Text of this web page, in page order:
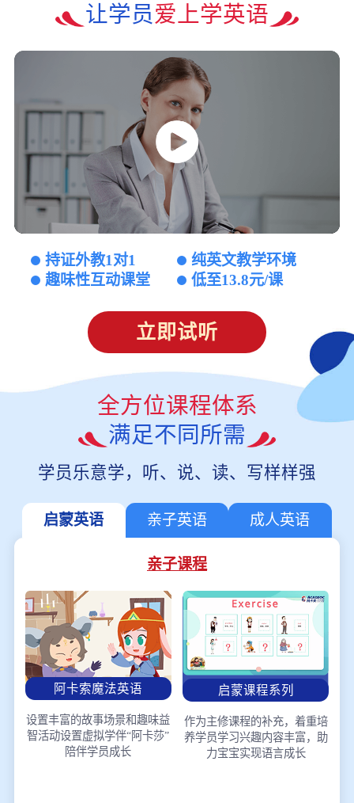
让学员爱上学英语
持证外教1对1
纯英文教学环境
趣味性互动课堂
低至13.8元/课
立即试听
全方位课程体系
满足不同所需
学员乐意学，听、说、读、写样样强
启蒙英语 亲子英语 成人英语
亲子课程
阿卡索魔法英语
设置丰富的故事场景和趣味益
智活动设置虚拟学伴“阿卡莎”
陪伴学员成长
启蒙课程系列
作为主修课程的补充，着重培
养学员学习兴趣内容丰富，助
力宝宝实现语言成长